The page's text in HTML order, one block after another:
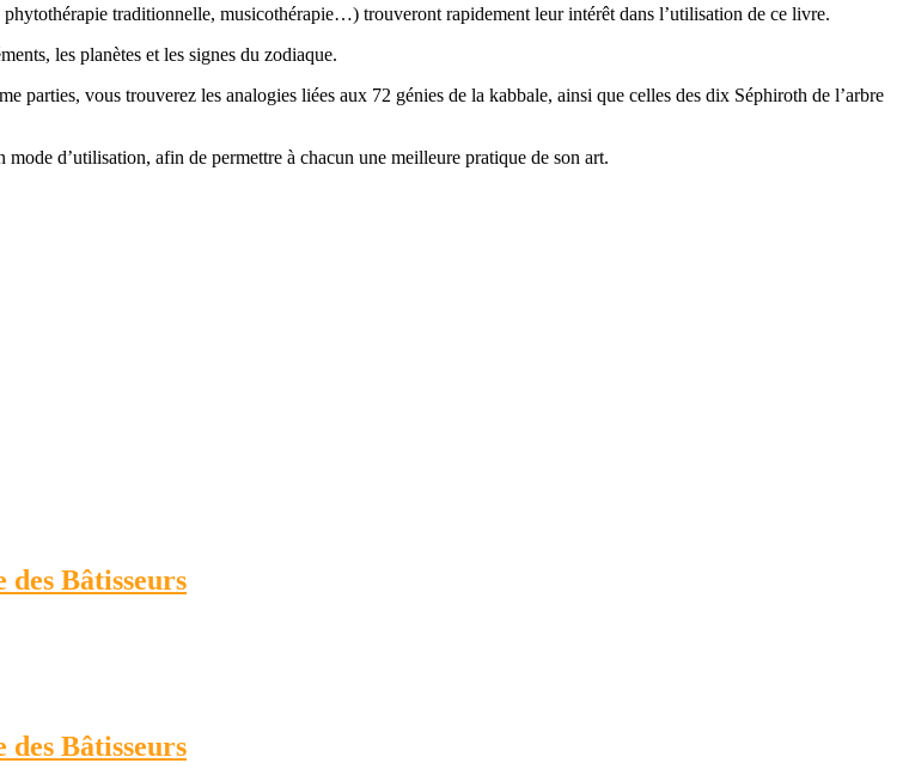
traditionnelle, musicothérapie…) trouveront rapidement leur intérêt dans l’utilisation de ce livre.
les planètes et les signes du zodiaque.
parties, vous trouverez les analogies liées aux 72 génies de la kabbale, ainsi que celles des dix Séphiroth de l’arbre
d’utilisation, afin de permettre à chacun une meilleure pratique de son art.
Bâtisseurs
Bâtisseurs